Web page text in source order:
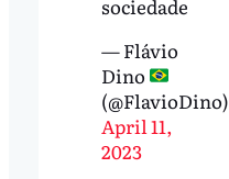
sociedade
— Flávio
Dino
(@FlavioDino)
April 11,
2023